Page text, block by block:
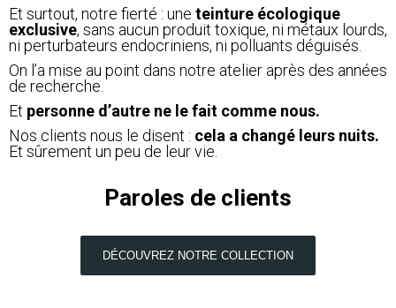
Et surtout, notre fierté : une teinture écologique
exclusive, sans aucun produit toxique, ni métaux lourds,
ni perturbateurs endocriniens, ni polluants déguisés.
On l’a mise au point dans notre atelier après des années
de recherche.
Et personne d’autre ne le fait comme nous.
Nos clients nous le disent : cela a changé leurs nuits.
Et sûrement un peu de leur vie.
Paroles de clients
DÉCOUVREZ NOTRE COLLECTION